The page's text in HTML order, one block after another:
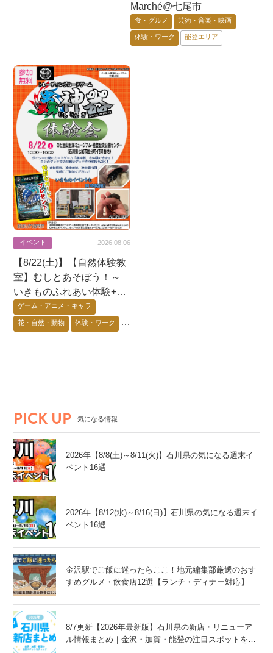
Marché@七尾市
食・グルメ 芸術・音楽・映画
体験・ワーク 能登エリア
イベント 2026.08.06
【8/22(土)】【自然体験教
室】むしとあそぼう！～
いきものふれあい体験+昆
虫展示+蟲神器体験会〜@
七尾市
ゲーム・アニメ・キャラ
花・自然・動物 体験・ワーク
PICK UP 気になる情報
2026年【8/8(土)～8/11(火)】石川県の気になる週末イ
ベント16選
2026年【8/12(水)～8/16(日)】石川県の気になる週末イ
ベント16選
金沢駅でご飯に迷ったらここ！地元編集部厳選のおす
すめグルメ・飲食店12選【ランチ・ディナー対応】
8/7更新【2026年最新版】石川県の新店・リニューア
ル情報まとめ｜金沢・加賀・能登の注目スポットをチ